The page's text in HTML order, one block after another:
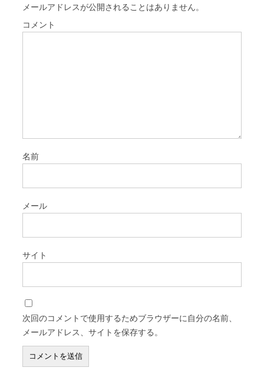
メールアドレスが公開されることはありません。
コメント
名前
メール
サイト
次回のコメントで使用するためブラウザーに自分の名前、
メールアドレス、サイトを保存する。